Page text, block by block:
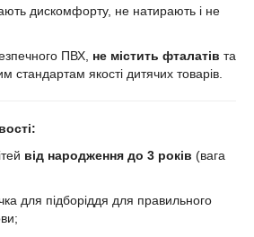
дискомфорту, не натирають і не
ПВХ, не містить фталатів та
стандартам якості дитячих товарів.
від народження до 3 років (вага
для підборіддя для правильного